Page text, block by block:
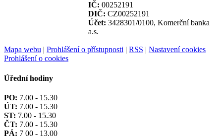
IČ: 00252191
DIČ: CZ00252191
Účet: 3428301/0100, Komerční banka
a.s.
Mapa webu | Prohlášení o přístupnosti | RSS | Nastavení cookies
Prohlášení o cookies
Úřední hodiny
PO: 7.00 - 15.30
ÚT: 7.00 - 15.30
ST: 7.00 - 15.30
ČT: 7.00 - 15.30
PÁ: 7 00 - 13.00